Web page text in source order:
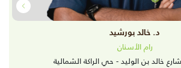
د. خالد بورشيد
رام الأسنان
شارع خالد بن الوليد - حي الراكة الشمالية